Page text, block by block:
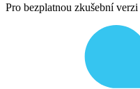
Pro bezplatnou zkušební